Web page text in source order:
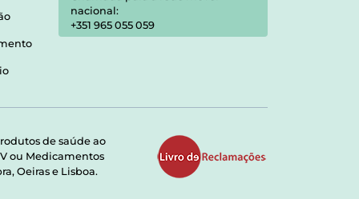
nacional:
+351 965 055 059
de saúde ao
ou Medicamentos
Oeiras e Lisboa.